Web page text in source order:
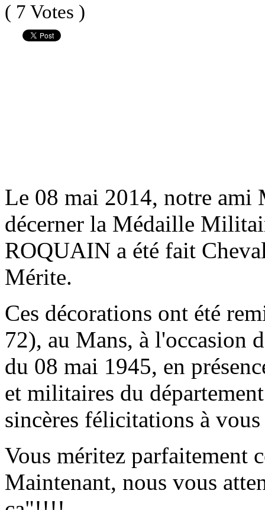
( 7 Votes )
Le 08 mai 2014, notre
décerner la Médaille
ROQUAIN a été fait
Mérite.
Ces décorations ont été
72), au Mans, à l'occasion
du 08 mai 1945, en
et militaires du
sincères félicitations à
Vous méritez parfaitement
Maintenant, nous vous